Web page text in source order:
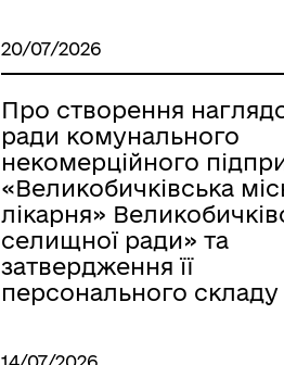
20/07/2026
Про створення
ради комунального
некомерційного
«Великобичківська
лікарня»
селищної ради» та
затвердження її
персонального складу